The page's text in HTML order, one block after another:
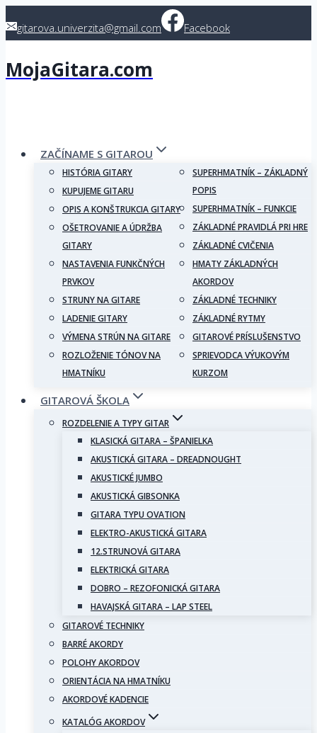
togitarova.univerzita@gmail.com Facebook
MojaGitara.com
ZAČÍNAME S GITAROU
HISTÓRIA GITARY
KUPUJEME GITARU
OPIS A KONŠTRUKCIA GITARY
OŠETROVANIE A ÚDRŽBA
GITARY
NASTAVENIA FUNKČNÝCH
PRVKOV
STRUNY NA GITARE
LADENIE GITARY
VÝMENA STRÚN NA GITARE
ROZLOŽENIE TÓNOV NA
HMATNÍKU
SUPERHMATNÍK – ZÁKLADNÝ
POPIS
SUPERHMATNÍK – FUNKCIE
ZÁKLADNÉ PRAVIDLÁ PRI HRE
ZÁKLADNÉ CVIČENIA
HMATY ZÁKLADNÝCH
AKORDOV
ZÁKLADNÉ TECHNIKY
ZÁKLADNÉ RYTMY
GITAROVÉ PRÍSLUŠENSTVO
SPRIEVODCA VÝUKOVÝM
KURZOM
GITAROVÁ ŠKOLA
ROZDELENIE A TYPY GITAR
KLASICKÁ GITARA – ŠPANIELKA
AKUSTICKÁ GITARA – DREADNOUGHT
AKUSTICKÉ JUMBO
AKUSTICKÁ GIBSONKA
GITARA TYPU OVATION
ELEKTRO-AKUSTICKÁ GITARA
12.STRUNOVÁ GITARA
ELEKTRICKÁ GITARA
DOBRO – REZOFONICKÁ GITARA
HAVAJSKÁ GITARA – LAP STEEL
GITAROVÉ TECHNIKY
BARRÉ AKORDY
POLOHY AKORDOV
ORIENTÁCIA NA HMATNÍKU
AKORDOVÉ KADENCIE
KATALÓG AKORDOV